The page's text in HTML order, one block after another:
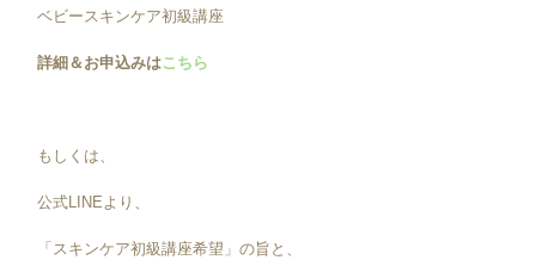
ベビースキンケア初級講座
詳細＆お申込みはこちら
もしくは、
公式LINEより、
「スキンケア初級講座希望」の旨と、